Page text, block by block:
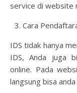
service di website
Cara
IDS tidak hanya
IDS, Anda juga
online. Pada
langsung bisa